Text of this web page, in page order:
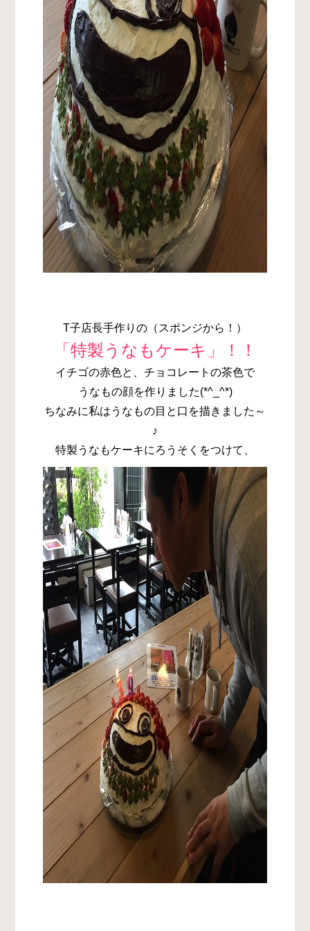
T子店長手作りの（スポンジから！）
「特製うなもケーキ」！！
イチゴの赤色と、チョコレートの茶色で
うなもの顔を作りました(*^_^*)
ちなみに私はうなもの目と口を描きました～
♪
特製うなもケーキにろうそくをつけて、